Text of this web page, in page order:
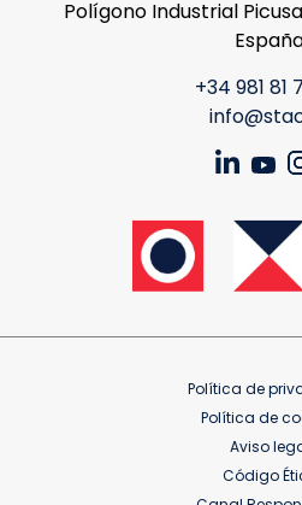
Polígono Industrial
+34 981 81
Política de
Política de
Aviso
Código